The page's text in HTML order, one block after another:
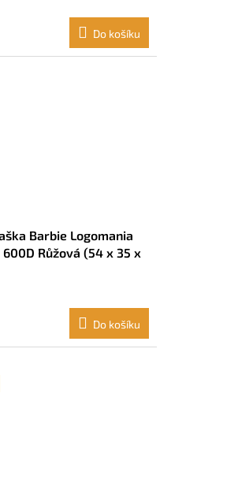
Do košíku
Barbie Logomania
Růžová (54 x 35 x
Do košíku